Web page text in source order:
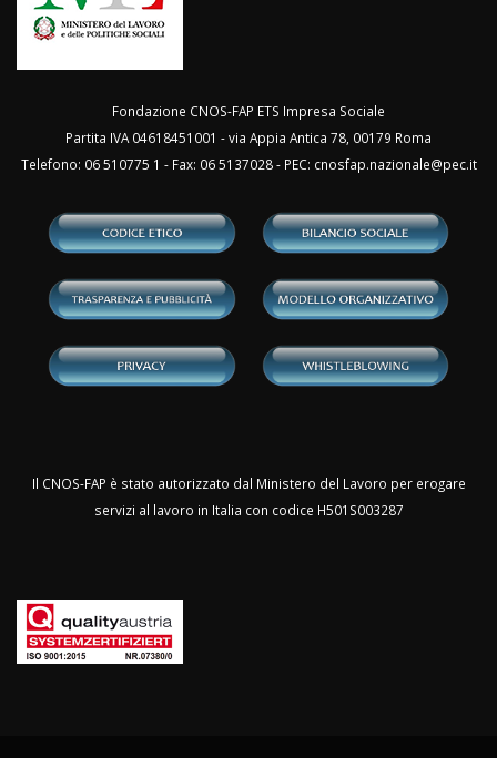
Fondazione CNOS-FAP ETS Impresa Sociale
Partita IVA 04618451001 - via Appia Antica 78, 00179 Roma
Telefono: 06 510775 1 - Fax: 06 5137028 - PEC: cnosfap.nazionale@pec.it
Il CNOS-FAP è stato autorizzato dal Ministero del Lavoro per erogare
servizi al lavoro in Italia con codice H501S003287